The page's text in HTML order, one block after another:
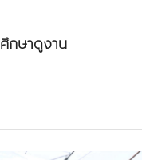
ศึกษาดูงาน